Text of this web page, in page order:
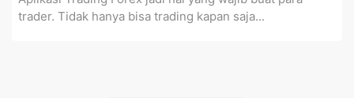
trader. Tidak hanya bisa trading kapan saja...